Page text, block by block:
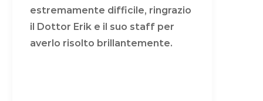
estremamente difficile, ringrazio
il Dottor Erik e il suo staff per
averlo risolto brillantemente.